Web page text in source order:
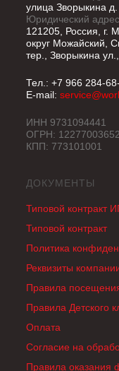
улица Зворыкина д.
Юридический
121205, Россия, г.
округ Можайский,
тер., Зворыкина
ДОКУМЕНТЫ
Типовой контракт
Типовой контракт
Политика
Реквизиты
Правила
Правила Детского
Оплата
Согласие на
Правила оказания
Тел.: +7 966 284-
E-mail:
ИНН 9731094441
ОГРН:
КПП: 773101001